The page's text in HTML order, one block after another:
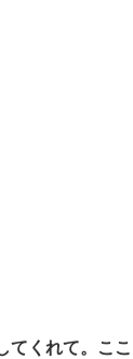
てくれて。こ